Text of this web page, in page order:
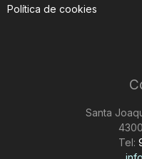
Política de cookies
Santa
Tel: